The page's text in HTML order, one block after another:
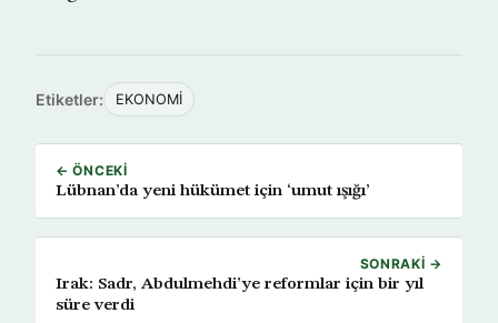
Etiketler: EKONOMİ
← ÖNCEKI
Lübnan’da yeni hükümet için ‘umut ışığı’
SONRAKI →
Irak: Sadr, Abdulmehdi’ye reformlar için bir yıl
süre verdi